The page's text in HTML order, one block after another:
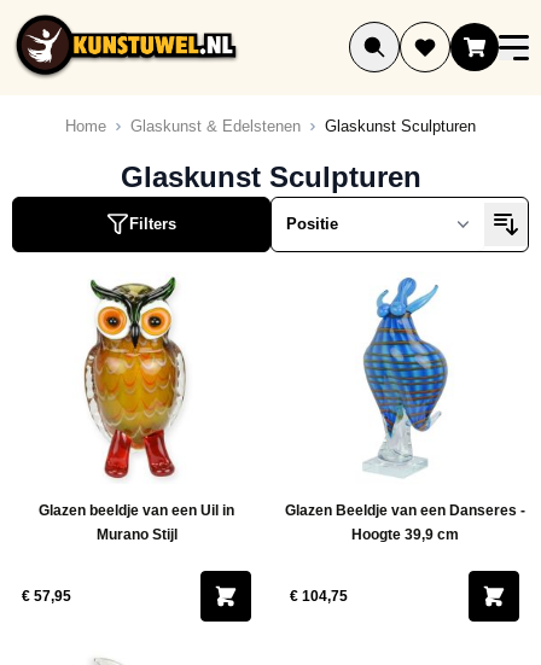
Ga naar de inhoud
Home Glaskunst & Edelstenen Glaskunst Sculpturen
Glaskunst Sculpturen
Filters
Glazen beeldje van een Uil in
Murano Stijl
€ 57,95
Glazen Beeldje van een Danseres -
Hoogte 39,9 cm
€ 104,75